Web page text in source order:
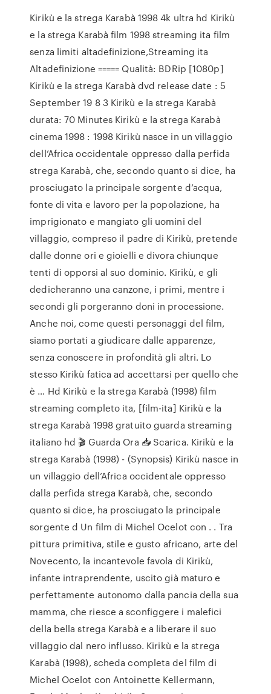
Kirikù e la strega Karabà 1998 4k ultra hd Kirikù
e la strega Karabà film 1998 streaming ita film
senza limiti altadefinizione,Streaming ita
Altadefinizione ===== Qualità: BDRip [1080p]
Kirikù e la strega Karabà dvd release date : 5
September 19 8 3 Kirikù e la strega Karabà
durata: 70 Minutes Kirikù e la strega Karabà
cinema 1998 : 1998 Kirikù nasce in un villaggio
dell’Africa occidentale oppresso dalla perfida
strega Karabà, che, secondo quanto si dice, ha
prosciugato la principale sorgente d’acqua,
fonte di vita e lavoro per la popolazione, ha
imprigionato e mangiato gli uomini del
villaggio, compreso il padre di Kirikù, pretende
dalle donne ori e gioielli e divora chiunque
tenti di opporsi al suo dominio. Kirikù, e gli
dedicheranno una canzone, i primi, mentre i
secondi gli porgeranno doni in processione.
Anche noi, come questi personaggi del film,
siamo portati a giudicare dalle apparenze,
senza conoscere in profondità gli altri. Lo
stesso Kirikù fatica ad accettarsi per quello che
è … Hd Kirikù e la strega Karabà (1998) film
streaming completo ita, [film-ita] Kirikù e la
strega Karabà 1998 gratuito guarda streaming
italiano hd 🎬 Guarda Ora 📥 Scarica. Kirikù e la
strega Karabà (1998) - (Synopsis) Kirikù nasce in
un villaggio dell’Africa occidentale oppresso
dalla perfida strega Karabà, che, secondo
quanto si dice, ha prosciugato la principale
sorgente d Un film di Michel Ocelot con . . Tra
pittura primitiva, stile e gusto africano, arte del
Novecento, la incantevole favola di Kirikù,
infante intraprendente, uscito già maturo e
perfettamente autonomo dalla pancia della sua
mamma, che riesce a sconfiggere i malefici
della bella strega Karabà e a liberare il suo
villaggio dal nero influsso. Kirikù e la strega
Karabà (1998), scheda completa del film di
Michel Ocelot con Antoinette Kellermann,